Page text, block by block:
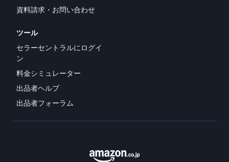
資料請求・お問い合わせ
ツール
セラーセントラルにログイ
ン
料金シミュレーター
出品者ヘルプ
出品者フォーラム